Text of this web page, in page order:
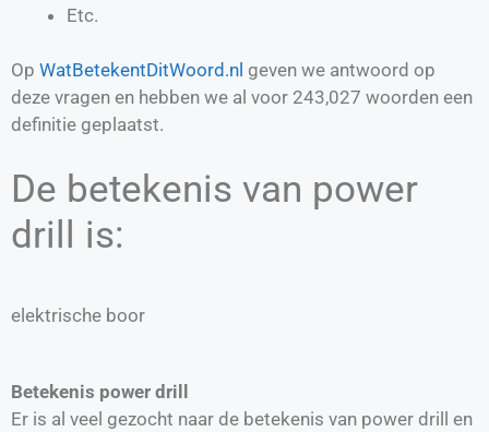
Etc.
Op WatBetekentDitWoord.nl geven we antwoord op
deze vragen en hebben we al voor 243,027 woorden een
definitie geplaatst.
De betekenis van power
drill is:
elektrische boor
Betekenis power drill
Er is al veel gezocht naar de betekenis van power drill en